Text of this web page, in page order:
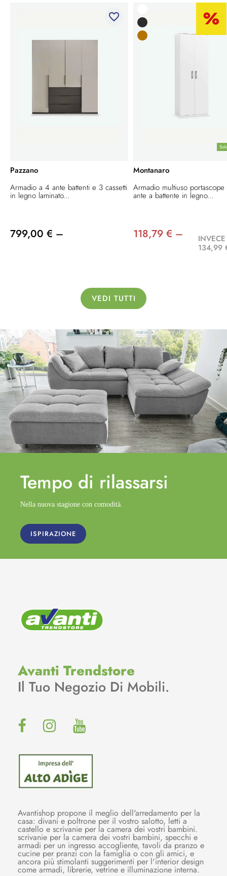
favorite_border
Pazzano
Armadio a 4 ante battenti e 3 cassetti
in legno laminato...
799,00 € –
Montanaro
Armadio multiuso
ante a battente in legno...
118,79 € –
134,99
VEDI TUTTI
Tempo di rilassarsi
Nella nuova stagione con comodità.
ISPIRAZIONE
Avanti Trendstore
Il Tuo Negozio Di Mobili.
Avantishop propone il meglio dell'arredamento per la
casa: divani e poltrone per il vostro salotto, letti a
castello e scrivanie per la camera dei vostri bambini.
scrivanie per la camera dei vostri bambini, specchi e
armadi per un ingresso accogliente, tavoli da pranzo e
cucine per pranzi con la famiglia o con gli amici, e
ancora più stimolanti suggerimenti per l'interior design
come armadi, librerie, vetrine e illuminazione interna.